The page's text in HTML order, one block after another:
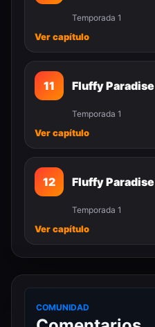
Temporada 1
Ver capítulo
11 Fluffy Paradise
Temporada 1
Ver capítulo
12 Fluffy Paradise
Temporada 1
Ver capítulo
COMUNIDAD